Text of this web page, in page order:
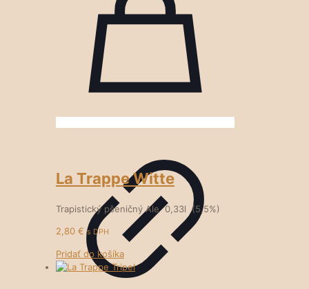
La Trappe Witte
Trapistický pšeničný Ale 0,33l (5,5%)
2,80 € s DPH
Pridať do košíka